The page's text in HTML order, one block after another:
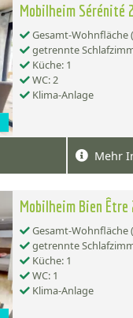
Mobilheim Sérénité
Gesamt-Wohnfläche
getrennte
Küche: 1
WC: 2
Klima-Anlage
Mehr
Mobilheim Bien
Gesamt-Wohnfläche
getrennte
Küche: 1
WC: 1
Klima-Anlage